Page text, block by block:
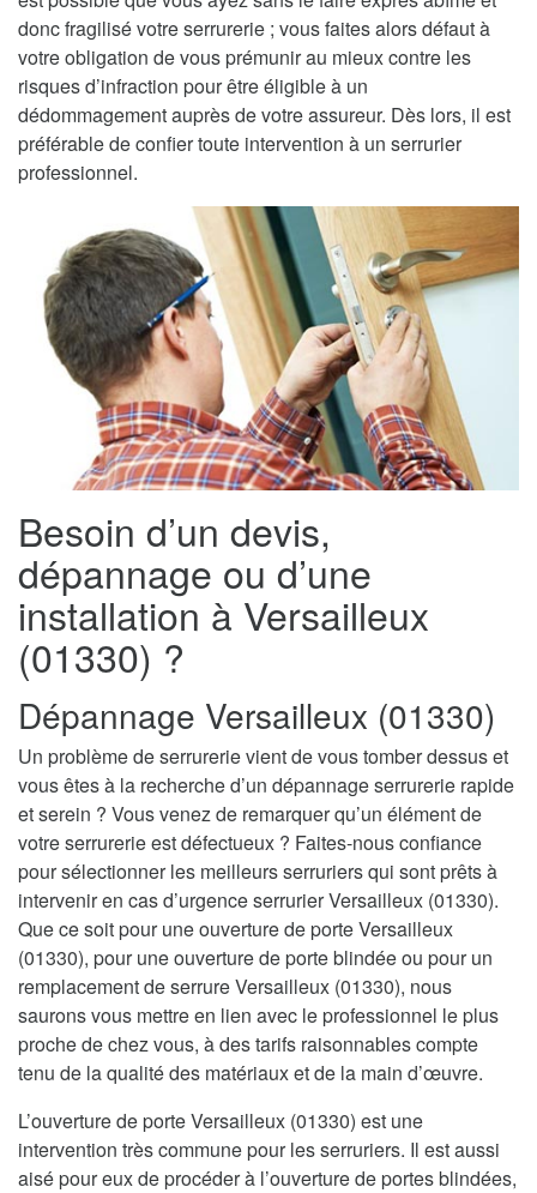
donc fragilisé votre serrurerie ; vous faites alors défaut à
votre obligation de vous prémunir au mieux contre les
risques d’infraction pour être éligible à un
dédommagement auprès de votre assureur. Dès lors, il est
préférable de confier toute intervention à un serrurier
professionnel.
Besoin d’un devis,
dépannage ou d’une
installation à Versailleux
(01330) ?
Dépannage Versailleux (01330)
Un problème de serrurerie vient de vous tomber dessus et
vous êtes à la recherche d’un dépannage serrurerie rapide
et serein ? Vous venez de remarquer qu’un élément de
votre serrurerie est défectueux ? Faites-nous confiance
pour sélectionner les meilleurs serruriers qui sont prêts à
intervenir en cas d’urgence serrurier Versailleux (01330).
Que ce soit pour une ouverture de porte Versailleux
(01330), pour une ouverture de porte blindée ou pour un
remplacement de serrure Versailleux (01330), nous
saurons vous mettre en lien avec le professionnel le plus
proche de chez vous, à des tarifs raisonnables compte
tenu de la qualité des matériaux et de la main d’œuvre.
L’ouverture de porte Versailleux (01330) est une
intervention très commune pour les serruriers. Il est aussi
aisé pour eux de procéder à l’ouverture de portes blindées,